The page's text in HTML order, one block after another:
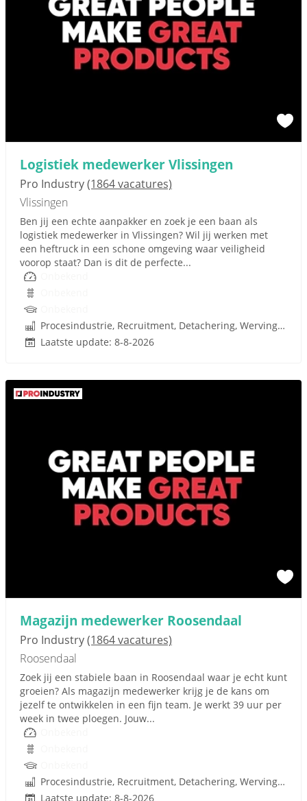
Logistiek medewerker Vlissingen
Pro Industry(1864 vacatures)
Vlissingen
Ben jij een echte aanpakker en zoek je een baan als
logistiek medewerker in Vlissingen? Wil jij werken met
een heftruck in een schone omgeving waar veiligheid
voorop staat? Dan is dit de perfecte...
Procesindustrie, Recruitment, Detachering, Werving en Selectie
Laatste update: 8-8-2026
Magazijn medewerker Roosendaal
Pro Industry(1864 vacatures)
Roosendaal
Zoek jij een stabiele baan in Roosendaal waar je echt kunt
groeien? Als magazijn medewerker krijg je de kans om
jezelf te ontwikkelen in een fijn team. Je werkt 39 uur per
week in twee ploegen. Jouw...
Procesindustrie, Recruitment, Detachering, Werving en Selectie
Laatste update: 8-8-2026